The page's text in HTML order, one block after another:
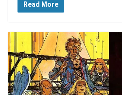
Read More